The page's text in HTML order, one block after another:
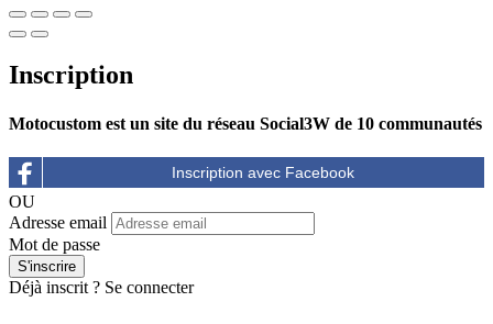
Inscription
Motocustom est un site du réseau Social3W de 10 communautés
OU
Adresse email
Mot de passe
Déjà inscrit ? Se connecter